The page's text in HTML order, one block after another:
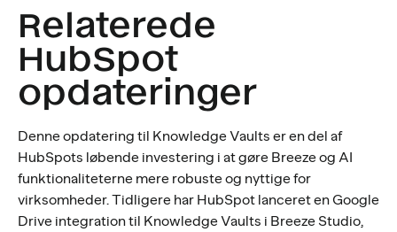
Relaterede
HubSpot
opdateringer
Denne opdatering til Knowledge Vaults er en del af
HubSpots løbende investering i at gøre Breeze og AI
funktionaliteterne mere robuste og nyttige for
virksomheder. Tidligere har HubSpot lanceret en Google
Drive integration til Knowledge Vaults i Breeze Studio,